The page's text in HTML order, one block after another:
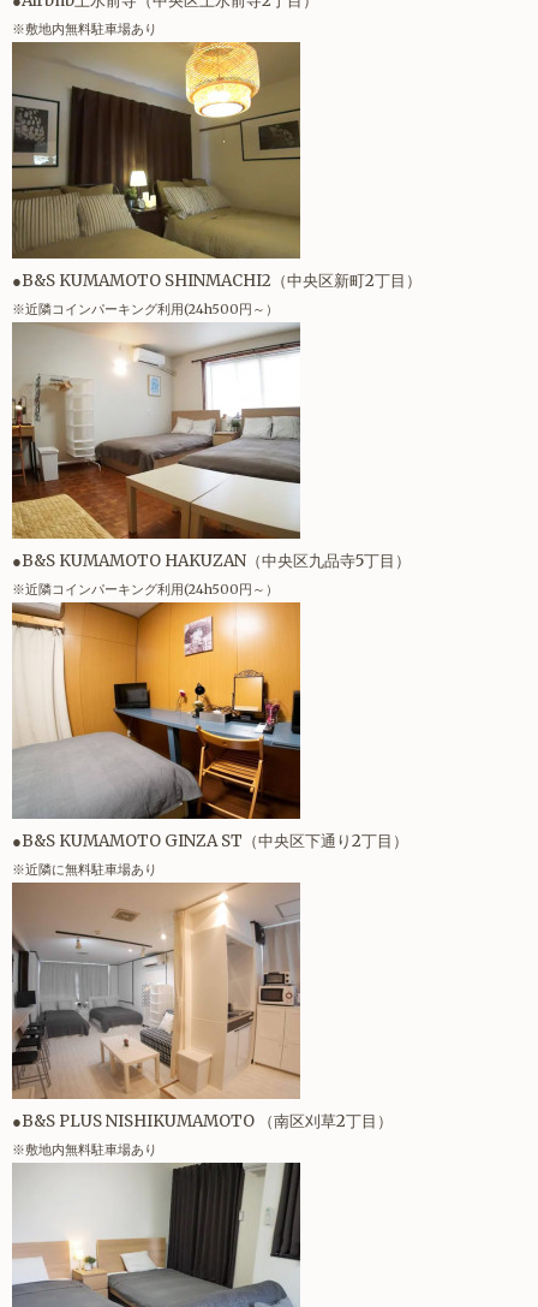
※敷地内無料駐車場あり
●B&S KUMAMOTO SHINMACHI2（中央区新町2丁目）
※近隣コインパーキング利用(24h500円～）
●B&S KUMAMOTO HAKUZAN（中央区九品寺5丁目）
※近隣コインパーキング利用(24h500円～）
●B&S KUMAMOTO GINZA ST（中央区下通り2丁目）
※近隣に無料駐車場あり
●B&S PLUS NISHIKUMAMOTO （南区刈草2丁目）
※敷地内無料駐車場あり